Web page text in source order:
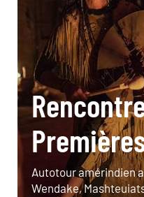
Autotour amérindien
Wendake,